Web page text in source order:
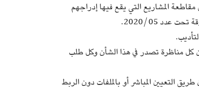
المشاريع التي يقع فيها إدراجهم
2020/05.
كل مناظرة تصدر في هذا الشأن وكل طلب
التعيين المباشر أو بالملفات دون الربط